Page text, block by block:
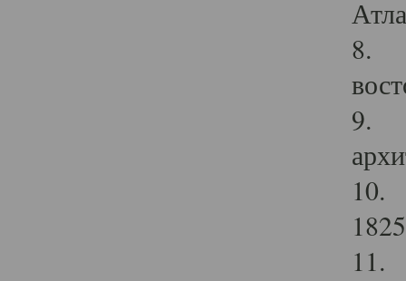
8.
9.
10.
11.